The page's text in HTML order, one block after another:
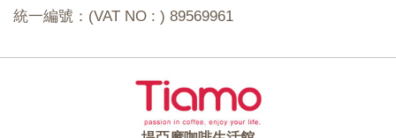
統一編號：(VAT NO : ) 89569961